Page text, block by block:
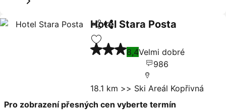
Sdílet
Přidat na seznam oblíbených
Hotel Stara Posta
Ukázat ceny
3 Počet hvězdiček
8,4Velmi dobré
986
18.1 km >> Ski Areál Kopřivná
Pro zobrazení přesných cen vyberte termín